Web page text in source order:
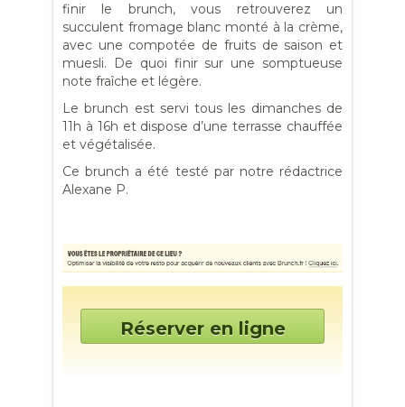
finir le brunch, vous retrouverez un
succulent fromage blanc monté à la crème,
avec une compotée de fruits de saison et
muesli. De quoi finir sur une somptueuse
note fraîche et légère.
Le brunch est servi tous les dimanches de
11h à 16h et dispose d’une terrasse chauffée
et végétalisée.
Ce brunch a été testé par notre rédactrice
Alexane P.
Réserver en ligne